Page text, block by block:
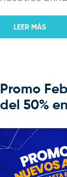
LEER MÁS
Promo
del 50%